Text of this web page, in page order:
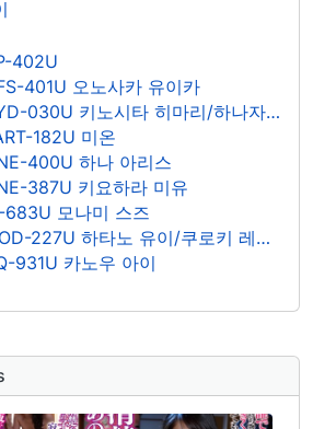
402U
401U 오노사카 유이카
030U 키노시타 히마리/하나자와 히마리
182U 미온
400U 하나 아리스
387U 키요하라 미유
683U 모나미 스즈
227U 하타노 유이/쿠로키 레이나
931U 카노우 아이